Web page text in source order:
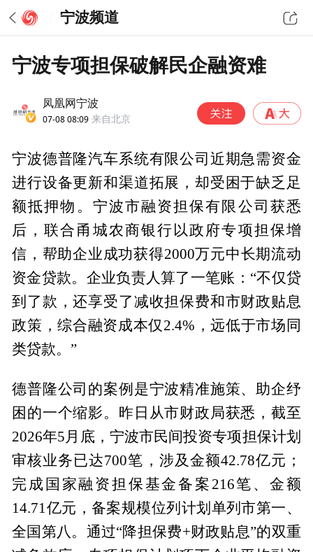
宁波频道
宁波专项担保破解民企融资难
凤凰网宁波
07-08 08:09 来自北京
宁波德普隆汽车系统有限公司近期急需资金
进行设备更新和渠道拓展，却受困于缺乏足
额抵押物。宁波市融资担保有限公司获悉
后，联合甬城农商银行以政府专项担保增
信，帮助企业成功获得2000万元中长期流动
资金贷款。企业负责人算了一笔账：“不仅贷
到了款，还享受了减收担保费和市财政贴息
政策，综合融资成本仅2.4%，远低于市场同
类贷款。”
德普隆公司的案例是宁波精准施策、助企纾
困的一个缩影。昨日从市财政局获悉，截至
2026年5月底，宁波市民间投资专项担保计划
审核业务已达700笔，涉及金额42.78亿元；
完成国家融资担保基金备案216笔、金额
14.71亿元，备案规模位列计划单列市第一、
全国第八。通过“降担保费+财政贴息”的双重